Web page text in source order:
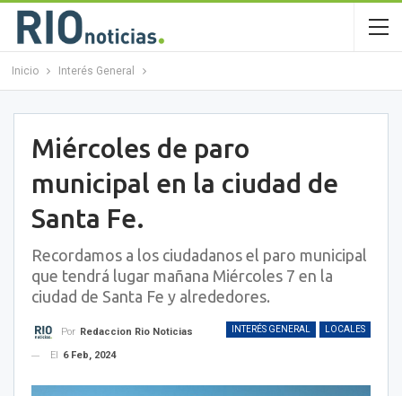
Inicio Interés General
Miércoles de paro
municipal en la ciudad de
Santa Fe.
Recordamos a los ciudadanos el paro municipal
que tendrá lugar mañana Miércoles 7 en la
ciudad de Santa Fe y alrededores.
INTERÉS GENERAL LOCALES
Por Redaccion Rio Noticias
El
6 Feb, 2024